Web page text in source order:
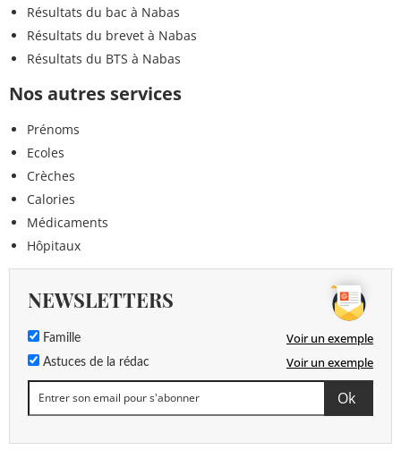
Résultats du bac à Nabas
Résultats du brevet à Nabas
Résultats du BTS à Nabas
Nos autres services
Prénoms
Ecoles
Crèches
Calories
Médicaments
Hôpitaux
NEWSLETTERS
Famille Voir un exemple
Astuces de la rédac Voir un exemple